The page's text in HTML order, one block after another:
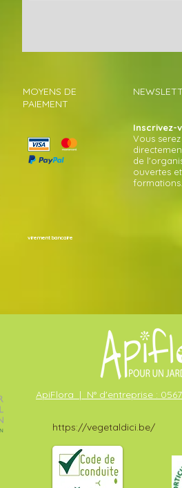
MOYENS DE
PAIEMENT
Inscrivez-
Vous
de
ouvertes
formations.
virement bancaire
ApiFlora | N° d'entreprise :
https://vegetaldici.be/